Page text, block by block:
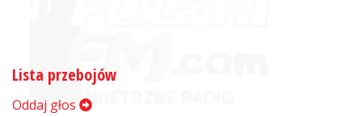
Lista przebojów
Oddaj głos